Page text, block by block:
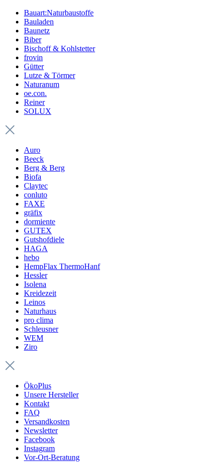
Bauart:Naturbaustoffe
Bauladen
Baunetz
Biber
Bischoff & Kohlstetter
frovin
Gütter
Lutze & Törmer
Naturanum
oe.con.
Reiner
SOLUX
Auro
Beeck
Berg & Berg
Biofa
Claytec
conluto
FAXE
gräfix
dormiente
GUTEX
Gutshofdiele
HAGA
hebo
HempFlax ThermoHanf
Hessler
Isolena
Kreidezeit
Leinos
Naturhaus
pro clima
Schleusner
WEM
Ziro
ÖkoPlus
Unsere Hersteller
Kontakt
FAQ
Versandkosten
Newsletter
Facebook
Instagram
Vor-Ort-Beratung